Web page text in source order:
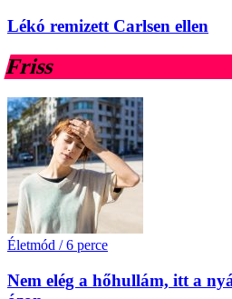
Lékó remizett Carlsen ellen
Friss
Életmód / 6 perce
Nem elég a hőhullám, itt a